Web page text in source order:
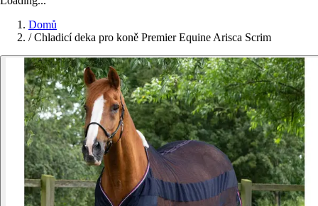
Domů
/ Chladicí deka pro koně Premier Equine Arisca Scrim